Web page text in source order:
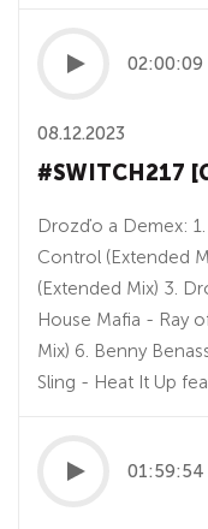
02:00:09
08.12.2023
#SWITCH217
Drozďo a Demex: 1.
Control (Extended
(Extended Mix) 3.
House Mafia - Ray
Mix) 6. Benny
Sling - Heat It Up
01:59:54